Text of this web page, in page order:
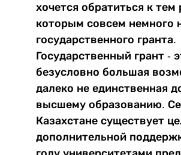
хочется обратиться к тем
которым совсем немного
государственного гранта.
Государственный грант -
безусловно большая
далеко не единственная
высшему образованию.
Казахстане существует
дополнительной